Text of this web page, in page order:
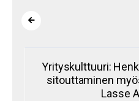
Yrityskulttuuri:
sitouttaminen
Lasse